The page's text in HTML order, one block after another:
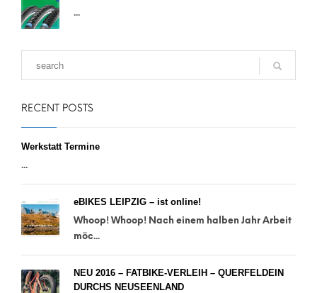
...
RECENT POSTS
Werkstatt Termine
...
eBIKES LEIPZIG – ist online!
Whoop! Whoop! Nach einem halben Jahr Arbeit
möc...
NEU 2016 – FATBIKE-VERLEIH – QUERFELDEIN
DURCHS NEUSEENLAND